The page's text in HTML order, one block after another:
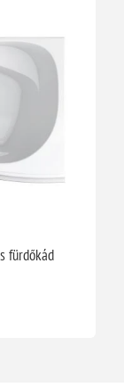
fürdőkád